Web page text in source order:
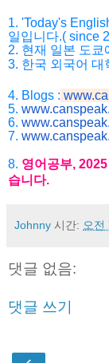
1. 'Today's
일입니다.( since
2. 현재 일본 도쿄
3. 한국 외국어 대
4. Blogs :
5.
6.
7.
8. 영어공부, 2025
습니 다.
Johnny 시간: 오전
댓글 없음:
댓글 쓰기